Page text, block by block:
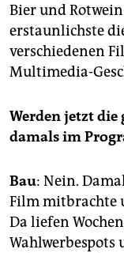
Bier und
erstaunlichste
verschiedenen
Multimedia-
Werden jetzt die
damals im
Bau: Nein.
Film mitbrachte
Da liefen
Wahlwerbespots